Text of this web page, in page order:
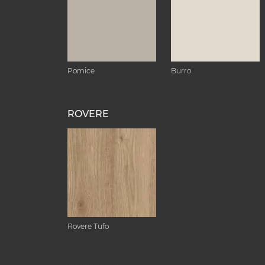
Pomice Burro
ROVERE
Rovere Tufo